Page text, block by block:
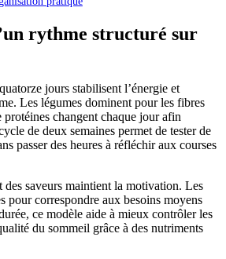
rythme structuré sur
jours stabilisent l’énergie et
Les légumes dominent pour les fibres
protéines changent chaque jour afin
de deux semaines permet de tester de
passer des heures à réfléchir aux courses
des saveurs maintient la motivation. Les
pour correspondre aux besoins moyens
ce modèle aide à mieux contrôler les
du sommeil grâce à des nutriments